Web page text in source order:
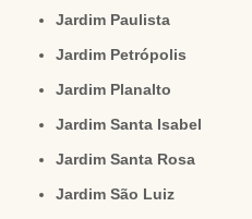
Jardim Paulista
Jardim Petrópolis
Jardim Planalto
Jardim Santa Isabel
Jardim Santa Rosa
Jardim São Luiz